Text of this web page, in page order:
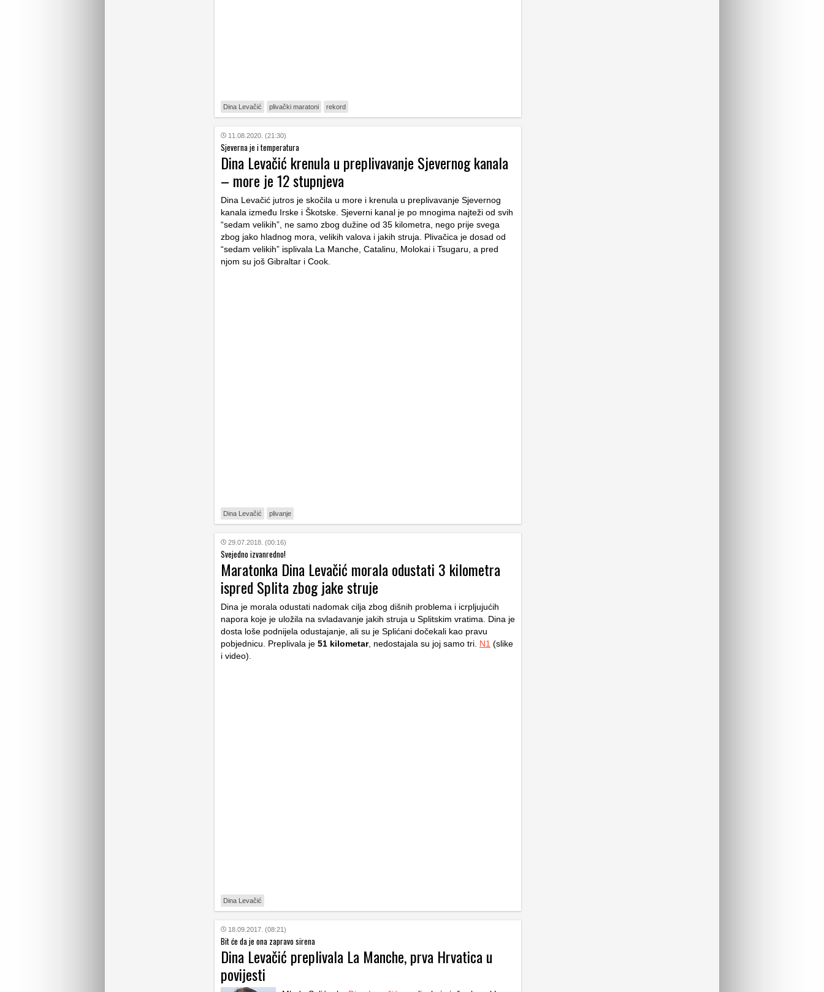
Dina Levačić plivački maratoni rekord
11.08.2020. (21:30)
Sjeverna je i temperatura
Dina Levačić krenula u preplivavanje Sjevernog kanala
– more je 12 stupnjeva
Dina Levačić jutros je skočila u more i krenula u preplivavanje Sjevernog
kanala između Irske i Škotske. Sjeverni kanal je po mnogima najteži od svih
“sedam velikih”, ne samo zbog dužine od 35 kilometra, nego prije svega
zbog jako hladnog mora, velikih valova i jakih struja. Plivačica je dosad od
“sedam velikih” isplivala La Manche, Catalinu, Molokai i Tsugaru, a pred
njom su još Gibraltar i Cook.
Dina Levačić plivanje
29.07.2018. (00:16)
Svejedno izvanredno!
Maratonka Dina Levačić morala odustati 3 kilometra
ispred Splita zbog jake struje
Dina je morala odustati nadomak cilja zbog dišnih problema i icrpljujućih
napora koje je uložila na svladavanje jakih struja u Splitskim vratima. Dina je
dosta loše podnijela odustajanje, ali su je Splićani dočekali kao pravu
pobjednicu. Preplivala je 51 kilometar, nedostajala su joj samo tri. N1 (slike
i video).
Dina Levačić
18.09.2017. (08:21)
Bit će da je ona zapravo sirena
Dina Levačić preplivala La Manche, prva Hrvatica u
povijesti